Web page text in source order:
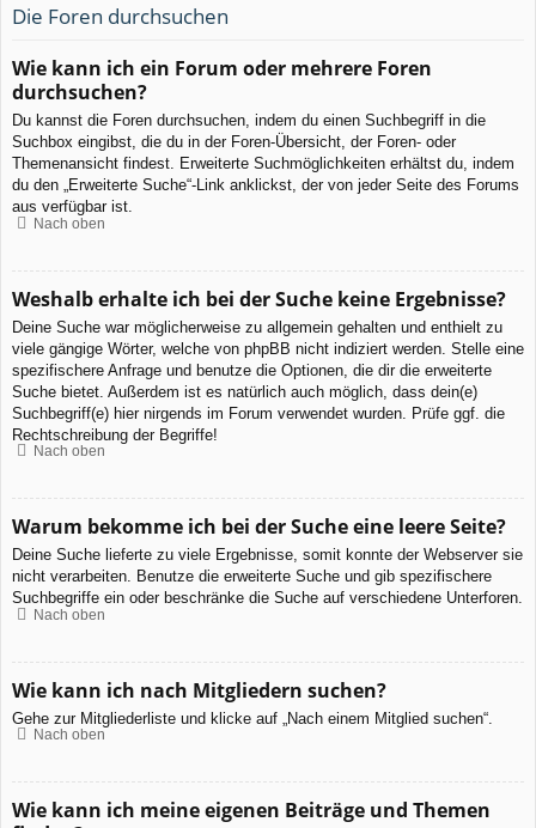
Die Foren durchsuchen
Wie kann ich ein Forum oder mehrere Foren
durchsuchen?
Du kannst die Foren durchsuchen, indem du einen Suchbegriff in die
Suchbox eingibst, die du in der Foren-Übersicht, der Foren- oder
Themenansicht findest. Erweiterte Suchmöglichkeiten erhältst du, indem
du den „Erweiterte Suche“-Link anklickst, der von jeder Seite des Forums
aus verfügbar ist.
Nach oben
Weshalb erhalte ich bei der Suche keine Ergebnisse?
Deine Suche war möglicherweise zu allgemein gehalten und enthielt zu
viele gängige Wörter, welche von phpBB nicht indiziert werden. Stelle eine
spezifischere Anfrage und benutze die Optionen, die dir die erweiterte
Suche bietet. Außerdem ist es natürlich auch möglich, dass dein(e)
Suchbegriff(e) hier nirgends im Forum verwendet wurden. Prüfe ggf. die
Rechtschreibung der Begriffe!
Nach oben
Warum bekomme ich bei der Suche eine leere Seite?
Deine Suche lieferte zu viele Ergebnisse, somit konnte der Webserver sie
nicht verarbeiten. Benutze die erweiterte Suche und gib spezifischere
Suchbegriffe ein oder beschränke die Suche auf verschiedene Unterforen.
Nach oben
Wie kann ich nach Mitgliedern suchen?
Gehe zur Mitgliederliste und klicke auf „Nach einem Mitglied suchen“.
Nach oben
Wie kann ich meine eigenen Beiträge und Themen